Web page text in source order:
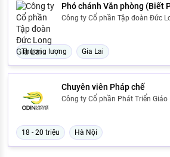
Phó chánh Văn phòng (Biết
Công ty Cổ phần Tập đoàn Đức
Thương lượng Gia Lai
Chuyên viên Pháp chế
Công ty Cổ phần Phát Triển Giáo
18 - 20 triệu Hà Nội